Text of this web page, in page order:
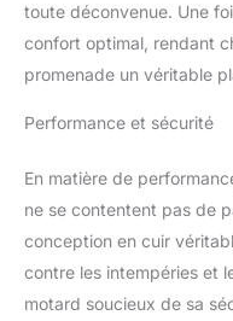
toute déconvenue. Une
confort optimal, rendant
promenade un véritable
Performance et sécurité
En matière de
ne se contentent pas de
conception en cuir
contre les intempéries et
motard soucieux de sa